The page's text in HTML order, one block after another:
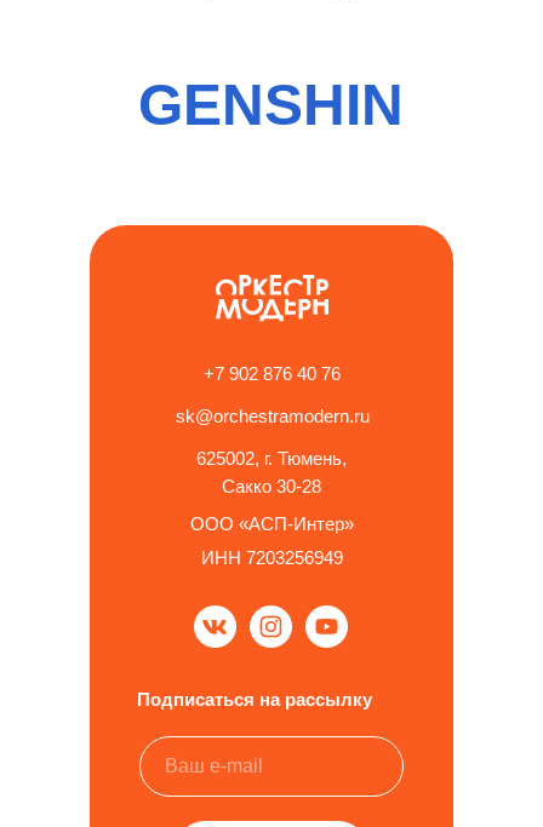
Купить со скидкой
GENSHIN
ООО «АСП-Интер»
ИНН 7203256949
sk@orchestramodern.ru
+7 902 876 40 76
625002, г. Тюмень,
Сакко 30-28
Подписаться на рассылку